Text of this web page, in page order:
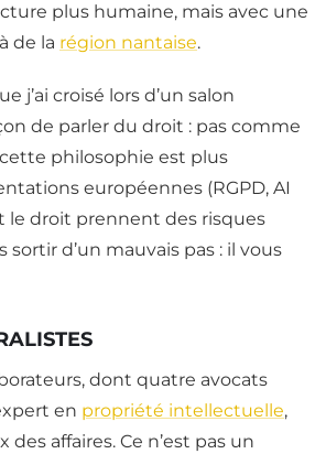
plus humaine, mais avec une
de la région nantaise.
j’ai croisé lors d’un salon
de parler du droit : pas comme
cette philosophie est plus
européennes (RGPD, AI
le droit prennent des risques
d’un mauvais pas : il vous
dont quatre avocats
en propriété intellectuelle,
affaires. Ce n’est pas un